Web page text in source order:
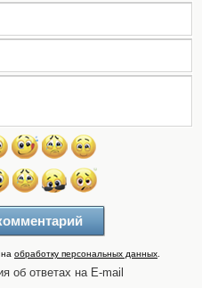
обработку персональных данных
об ответах на E-mail